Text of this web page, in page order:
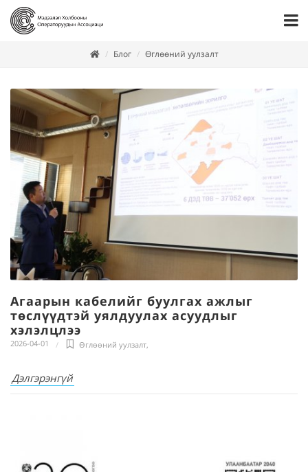
Блог Өглөөний уулзалт
Агаарын кабелийг буулгах ажлыг
төслүүдтэй уялдуулах асуудлыг
хэлэлцлээ
2026-04-01 Өглөөний уулзалт,
Дэлгэрэнгүй